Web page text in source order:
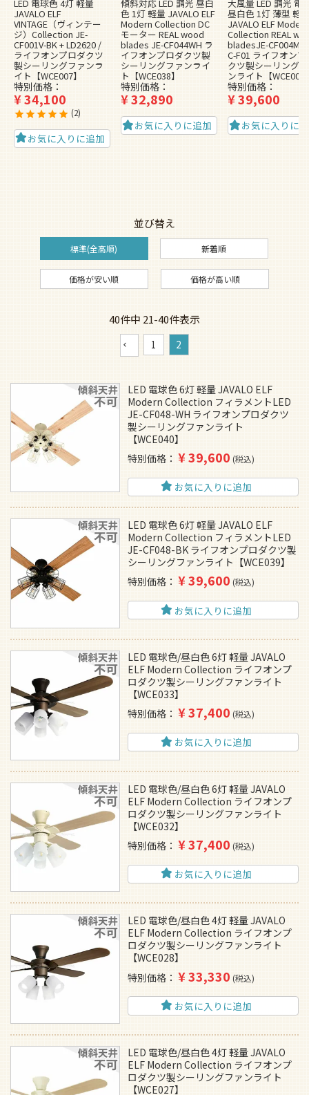
LED 電球色 4灯 軽量
JAVALO ELF
VINTAGE（ヴィンテー
ジ）Collection JE-
CF001V-BK + LD2620 /
ライフオンプロダクツ
製シーリングファンラ
イト【WCE007】
特別価格
¥34,100
2
お気に入りに追加
傾斜対応 LED 調光 昼白
色 1灯 軽量 JAVALO ELF
Modern Collection DC
モーター REAL wood
blades JE-CF044WH ラ
イフオンプロダクツ製
シーリングファンライ
ト【WCE038】
特別価格
¥32,890
お気に入りに追加
大風量 LED 調光 電
昼白色 1灯 薄型 軽
JAVALO ELF Modern
Collection REAL
bladesJE-CF004M-
C-F01 ライフオン
クツ製シーリング
ンライト【WCE009
特別価格
¥39,600
お気に入りに
並び替え
標準(全高順) 新着順
価格が安い順 価格が高い順
40件中 21-40件表示
1 2
LED 電球色 6灯 軽量 JAVALO ELF
Modern Collection フィラメントLED
JE-CF048-WH ライフオンプロダクツ
製シーリングファンライト
【WCE040】
特別価格
¥39,600 税込
お気に入りに追加
LED 電球色 6灯 軽量 JAVALO ELF
Modern Collection フィラメントLED
JE-CF048-BK ライフオンプロダクツ製
シーリングファンライト【WCE039】
特別価格
¥39,600 税込
お気に入りに追加
LED 電球色/昼白色 6灯 軽量 JAVALO
ELF Modern Collection ライフオンプ
ロダクツ製シーリングファンライト
【WCE033】
特別価格
¥37,400 税込
お気に入りに追加
LED 電球色/昼白色 6灯 軽量 JAVALO
ELF Modern Collection ライフオンプ
ロダクツ製シーリングファンライト
【WCE032】
特別価格
¥37,400 税込
お気に入りに追加
LED 電球色/昼白色 4灯 軽量 JAVALO
ELF Modern Collection ライフオンプ
ロダクツ製シーリングファンライト
【WCE028】
特別価格
¥33,330 税込
お気に入りに追加
LED 電球色/昼白色 4灯 軽量 JAVALO
ELF Modern Collection ライフオンプ
ロダクツ製シーリングファンライト
【WCE027】